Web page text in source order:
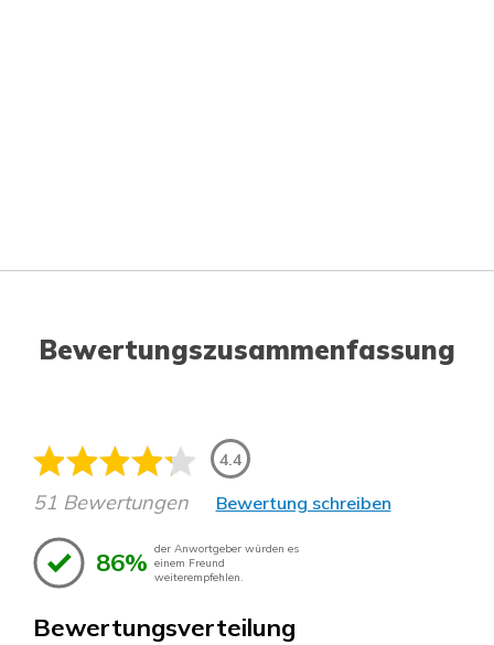
Bewertungszusammenfassung
4.4
51 Bewertungen Bewertung schreiben
86% der Anwortgeber würden es
einem Freund
weiterempfehlen.
Bewertungsverteilung